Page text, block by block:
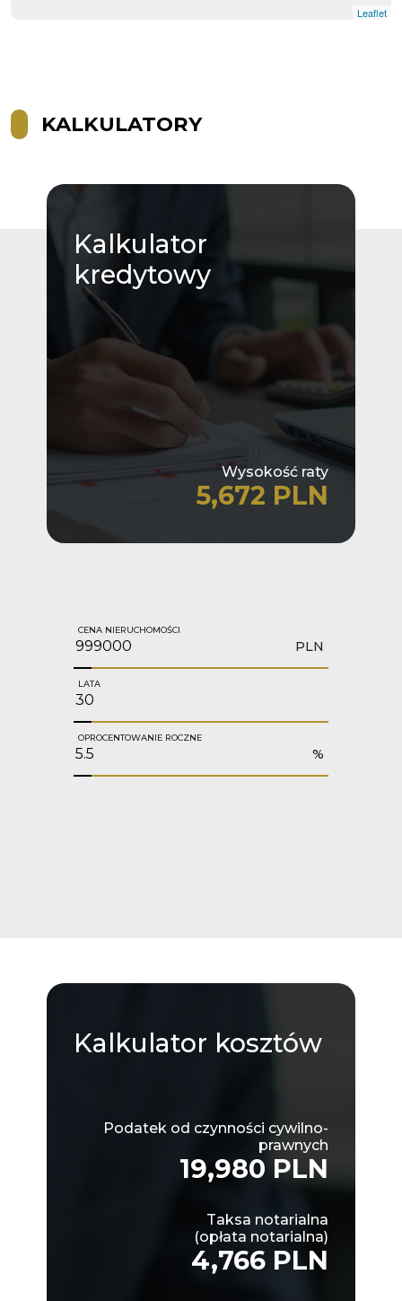
Leaflet
KALKULATORY
Kalkulator
kredytowy
Wysokość raty
5,672 PLN
CENA NIERUCHOMOŚCI
PLN
LATA
OPROCENTOWANIE ROCZNE
%
Kalkulator kosztów
Podatek od czynności cywilno-
prawnych
19,980 PLN
Taksa notarialna
(opłata notarialna)
4,766 PLN